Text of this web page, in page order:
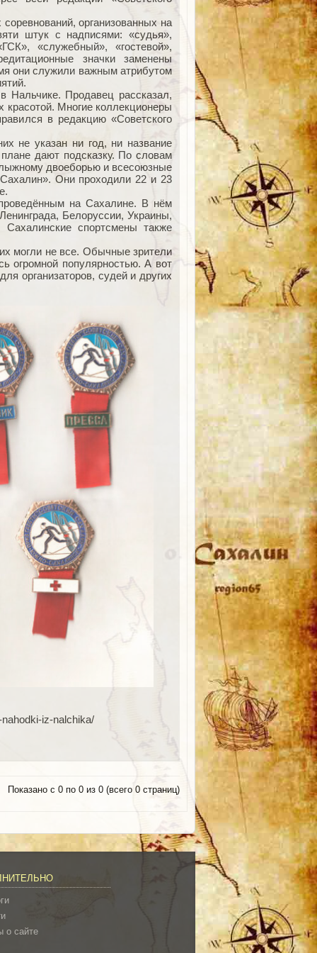
организованных на
штук с надписями: «судья»,
«служебный», «гостевой»,
значки заменены
они служили важным атрибутом
Нальчике. Продавец рассказал,
красотой. Многие коллекционеры
в редакцию «Советского
не указан ни год, ни название
дают подсказку. По словам
двоеборью и всесоюзные
Они проходили 22 и 23
на Сахалине. В нём
Белоруссии, Украины,
спорт­смены также
могли не все. Обычные зрители
огромной популярностью. А вот
организаторов, судей и других
iz-nalchika/
Показано с 0 по 0 из 0 (всего 0 страниц)
о сайте